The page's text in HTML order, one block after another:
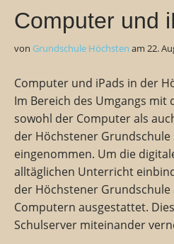
Computer und
von Grundschule Höchsten am 22.
Computer und iPads in der
Im Bereich des Umgangs mit
sowohl der Computer als
der Höchstener Grundschule
eingenommen. Um die
alltäglichen Unterricht
der Höchstener Grundschule
Computern ausgestattet.
Schulserver miteinander